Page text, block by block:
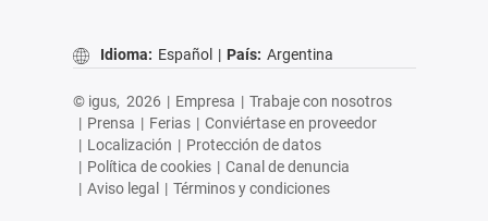
Idioma: Español | País: Argentina
© igus, 2026 | Empresa | Trabaje con nosotros
| Prensa | Ferias | Conviértase en proveedor
| Localización | Protección de datos
| Política de cookies | Canal de denuncia
| Aviso legal | Términos y condiciones